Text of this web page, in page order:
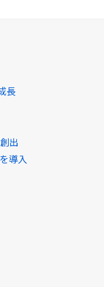
長
出
導入